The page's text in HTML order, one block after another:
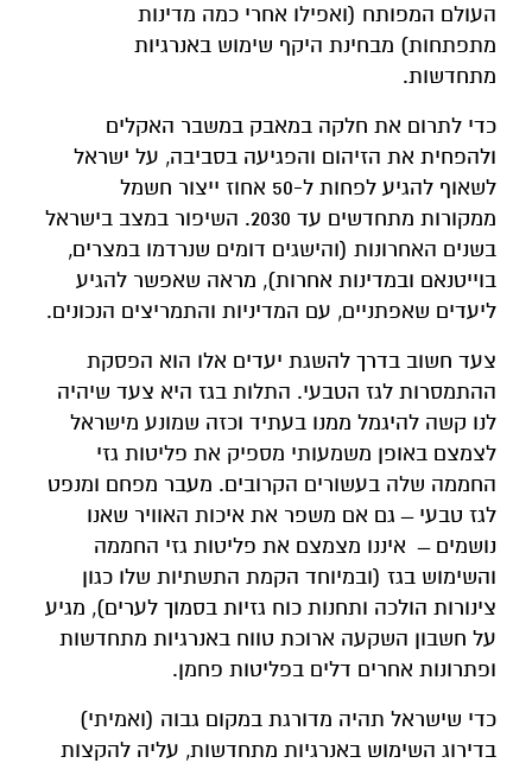
העולם המפותח (ואפילו אחרי כמה מדינות
מתפתחות) מבחינת היקף שימוש באנרגיות
מתחדשות.
כדי לתרום את חלקה במאבק במשבר האקלים
ולהפחית את הזיהום והפגיעה בסביבה, על ישראל
לשאוף להגיע לפחות ל-50 אחוז ייצור חשמל
ממקורות מתחדשים עד 2030. השיפור במצב בישראל
בשנים האחרונות (והישגים דומים שנרדמו במצרים,
בוייטנאם ובמדינות אחרות), מראה שאפשר להגיע
ליעדים שאפתניים, עם המדיניות והתמריצים הנכונים.
צעד חשוב בדרך להשגת יעדים אלו הוא הפסקת
ההתמסרות לגז הטבעי. התלות בגז היא צעד שיהיה
לנו קשה להיגמל ממנו בעתיד וכזה שמונע מישראל
לצמצם באופן משמעותי מספיק את פליטות גזי
החממה שלה בעשורים הקרובים. מעבר מפחם ומנפט
לגז טבעי ̶ גם אם משפר את איכות האוויר שאנו
נושמים ̶ איננו מצמצם את פליטות גזי החממה
והשימוש בגז (ובמיוחד הקמת התשתיות שלו כגון
צינורות הולכה ותחנות כוח גזיות בסמוך לערים), מגיע
על חשבון השקעה ארוכת טווח באנרגיות מתחדשות
ופתרונות אחרים דלים בפליטות פחמן.
כדי שישראל תהיה מדורגת במקום גבוה (ואמיתי)
בדירוג השימוש באנרגיות מתחדשות, עליה להקצות